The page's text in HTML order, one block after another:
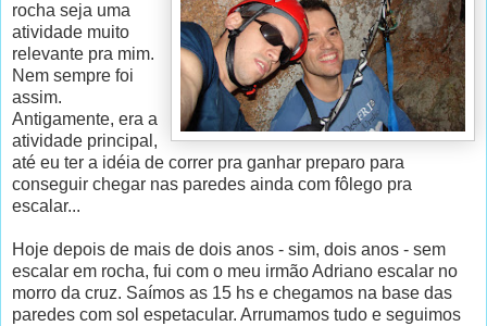
rocha seja uma
atividade muito
relevante pra mim.
Nem sempre foi
assim.
Antigamente, era a
atividade principal,
até eu ter a idéia de correr pra ganhar preparo para
conseguir chegar nas paredes ainda com fôlego pra
escalar...
Hoje depois de mais de dois anos - sim, dois anos - sem
escalar em rocha, fui com o meu irmão Adriano escalar no
morro da cruz. Saímos as 15 hs e chegamos na base das
paredes com sol espetacular. Arrumamos tudo e seguimos